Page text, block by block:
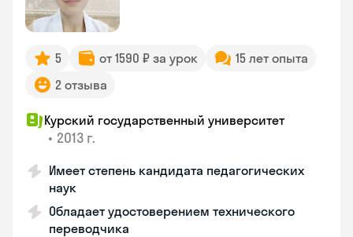
5 от 1590 ₽ за урок
15 лет опыта
2 отзыва
Курский государственный университет
• 2013 г.
Имеет степень кандидата педагогических
наук
Обладает удостоверением технического
переводчика